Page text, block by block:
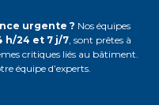
urgente ? Nos équipes
h/24 et 7 j/7 , sont prêtes à
critiques liés au bâtiment.
équipe d’experts.